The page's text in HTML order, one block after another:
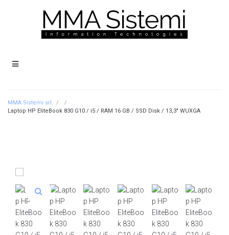
MMA Sistemi srl. /
/
Laptop HP EliteBook 830 G10 / i5 / RAM 16 GB / SSD Disk / 13,3″ WUXGA